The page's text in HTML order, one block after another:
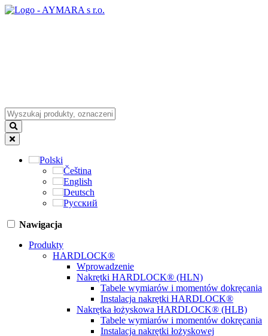
Polski
Čeština
English
Deutsch
Русский
Nawigacja
Produkty
HARDLOCK®
Wprowadzenie
Nakrętki HARDLOCK® (HLN)
Tabele wymiarów i momentów dokręcania
Instalacja nakrętki HARDLOCK®
Nakrętka łożyskowa HARDLOCK® (HLB)
Tabele wymiarów i momentów dokręcania
Instalacja nakrętki łożyskowej